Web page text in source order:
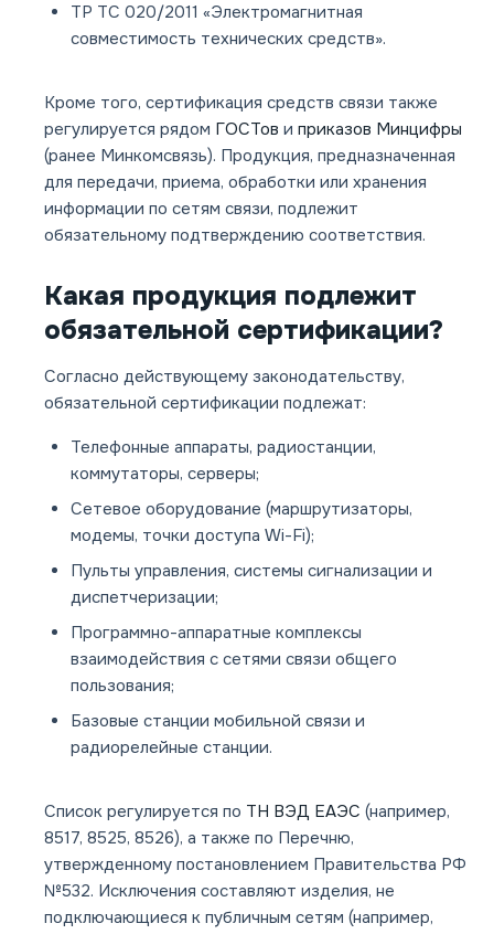
ТР ТС 020/2011 «Электромагнитная
совместимость технических средств».
Кроме того, сертификация средств связи также
регулируется рядом ГОСТов и приказов Минцифры
(ранее Минкомсвязь). Продукция, предназначенная
для передачи, приема, обработки или хранения
информации по сетям связи, подлежит
обязательному подтверждению соответствия.
Какая продукция подлежит
обязательной сертификации?
Согласно действующему законодательству,
обязательной сертификации подлежат:
Телефонные аппараты, радиостанции,
коммутаторы, серверы;
Сетевое оборудование (маршрутизаторы,
модемы, точки доступа Wi-Fi);
Пульты управления, системы сигнализации и
диспетчеризации;
Программно-аппаратные комплексы
взаимодействия с сетями связи общего
пользования;
Базовые станции мобильной связи и
радиорелейные станции.
Список регулируется по ТН ВЭД ЕАЭС (например,
8517, 8525, 8526), а также по Перечню,
утвержденному постановлением Правительства РФ
№532. Исключения составляют изделия, не
подключающиеся к публичным сетям (например,